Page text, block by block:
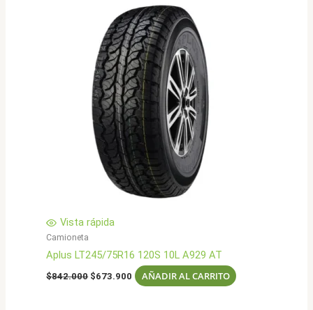
Vista rápida
Camioneta
Aplus LT245/75R16 120S 10L A929 AT
$842.000 El
$673.900 El
precio
AÑADIR AL CARRITO